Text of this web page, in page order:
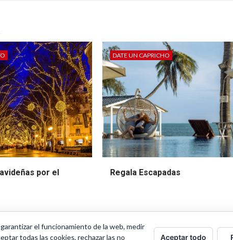
por el
DATE UN CAPRICHO
Regala Escapadas
el funcionamiento de la web, medir
todas las cookies, rechazar las no
Aceptar todo